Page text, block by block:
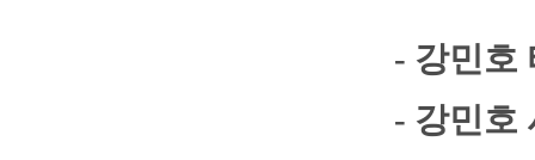
- 강민호
- 강민호